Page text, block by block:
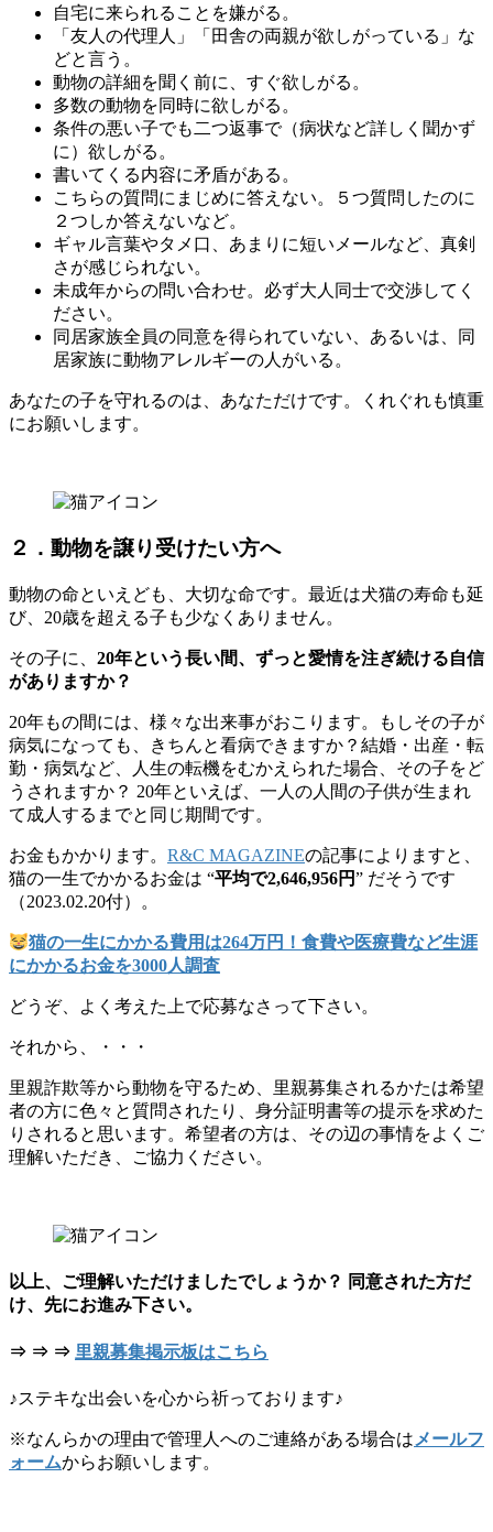
自宅に来られることを嫌がる。
「友人の代理人」「田舎の両親が欲しがっている」な
どと言う。
動物の詳細を聞く前に、すぐ欲しがる。
多数の動物を同時に欲しがる。
条件の悪い子でも二つ返事で（病状など詳しく聞かず
に）欲しがる。
書いてくる内容に矛盾がある。
こちらの質問にまじめに答えない。５つ質問したのに
２つしか答えないなど。
ギャル言葉やタメ口、あまりに短いメールなど、真剣
さが感じられない。
未成年からの問い合わせ。必ず大人同士で交渉してく
ださい。
同居家族全員の同意を得られていない、あるいは、同
居家族に動物アレルギーの人がいる。
あなたの子を守れるのは、あなただけです。くれぐれも慎重
にお願いします。
２．動物を譲り受けたい方へ
動物の命といえども、大切な命です。最近は犬猫の寿命も延
び、20歳を超える子も少なくありません。
その子に、 20年という長い間、ずっと愛情を注ぎ続ける自信
がありますか？
20年もの間には、様々な出来事がおこります。もしその子が
病気になっても、きちんと看病できますか？結婚・出産・転
勤・病気など、人生の転機をむかえられた場合、その子をど
うされますか？ 20年といえば、一人の人間の子供が生まれ
て成人するまでと同じ期間です。
お金もかかります。 R&C MAGAZINEの記事によりますと、
猫の一生でかかるお金は “平均で2,646,956円” だそうです
（2023.02.20付）。
猫の一生にかかる費用は264万円！食費や医療費など生涯
にかかるお金を3000人調査
どうぞ、よく考えた上で応募なさって下さい。
それから、・・・
里親詐欺等から動物を守るため、里親募集されるかたは希望
者の方に色々と質問されたり、身分証明書等の提示を求めた
りされると思います。希望者の方は、その辺の事情をよくご
理解いただき、ご協力ください。
以上、ご理解いただけましたでしょうか？ 同意された方だ
け、先にお進み下さい。
⇒ ⇒ ⇒ 里親募集掲示板はこちら
♪ステキな出会いを心から祈っております♪
※なんらかの理由で管理人へのご連絡がある場合は メールフ
ォームからお願いします。